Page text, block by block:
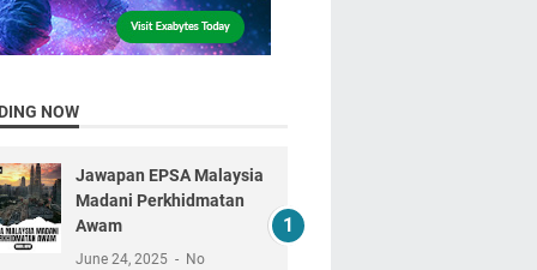
NOW
Jawapan EPSA Malaysia
Madani Perkhidmatan
Awam
June 24, 2025
No